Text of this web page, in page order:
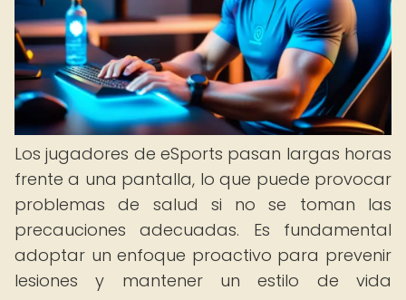
Los jugadores de eSports pasan largas horas
frente a una pantalla, lo que puede provocar
problemas de salud si no se toman las
precauciones adecuadas. Es fundamental
adoptar un enfoque proactivo para prevenir
lesiones y mantener un estilo de vida